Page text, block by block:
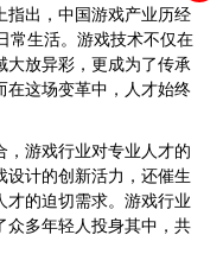
指出，中国游戏产业历经
常生活。游戏技术不仅在
大放异彩，更成为了传承
这场变革中，人才始终
游戏行业对专业人才的
计的创新活力，还催生
的迫切需求。游戏行业
众多年轻人投身其中，共